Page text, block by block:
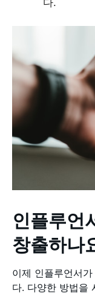
다.
인플루언
창출하나
이제 인플루언서
다. 다양한 방법을